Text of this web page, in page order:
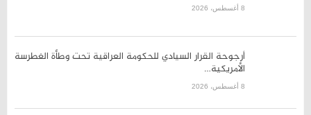
من “قمامة الجار” إلى “صبر
العقود”: كيف تحول الصبر الإيراني
إلى عقيدة ردع نارية؟